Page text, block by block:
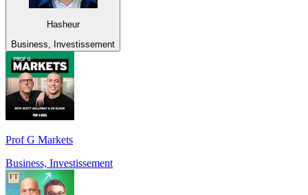
Hasheur
Business, Investissement
Prof G Markets
Business, Investissement